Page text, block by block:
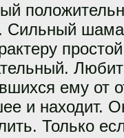
Сильный
ему от
и находит.
Только